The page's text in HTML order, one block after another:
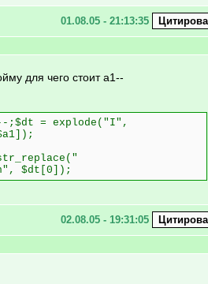
01.08.05 - 21:13:35
для чего стоит a1--
;$dt = explode("I",
$dt[0]);
02.08.05 - 19:31:05